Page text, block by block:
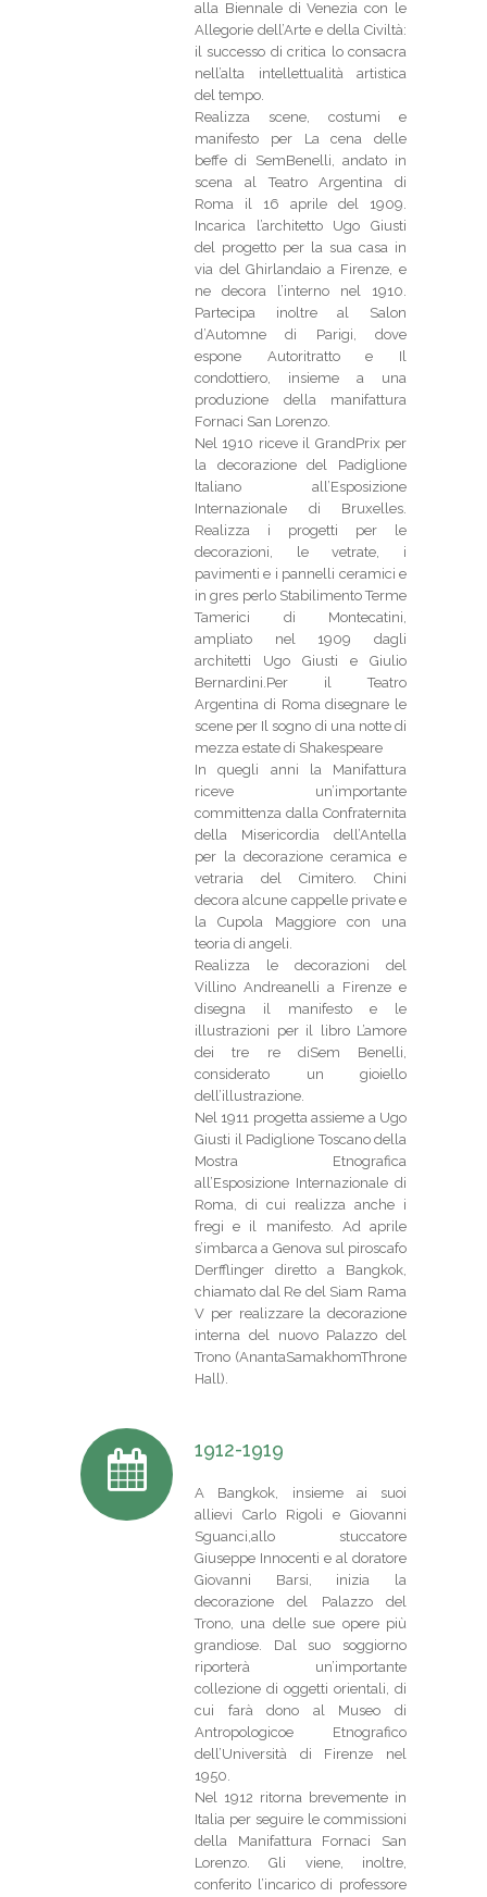
alla Biennale di Venezia con le
Allegorie dell’Arte e della Civiltà:
il successo di critica lo consacra
nell’alta intellettualità artistica
del tempo.
Realizza scene, costumi e
manifesto per La cena delle
beffe di SemBenelli, andato in
scena al Teatro Argentina di
Roma il 16 aprile del 1909.
Incarica l’architetto Ugo Giusti
del progetto per la sua casa in
via del Ghirlandaio a Firenze, e
ne decora l’interno nel 1910.
Partecipa inoltre al Salon
d’Automne di Parigi, dove
espone Autoritratto e Il
condottiero, insieme a una
produzione della manifattura
Fornaci San Lorenzo.
Nel 1910 riceve il GrandPrix per
la decorazione del Padiglione
Italiano all’Esposizione
Internazionale di Bruxelles.
Realizza i progetti per le
decorazioni, le vetrate, i
pavimenti e i pannelli ceramici e
in gres perlo Stabilimento Terme
Tamerici di Montecatini,
ampliato nel 1909 dagli
architetti Ugo Giusti e Giulio
Bernardini.Per il Teatro
Argentina di Roma disegnare le
scene per Il sogno di una notte di
mezza estate di Shakespeare
In quegli anni la Manifattura
riceve un’importante
committenza dalla Confraternita
della Misericordia dell’Antella
per la decorazione ceramica e
vetraria del Cimitero. Chini
decora alcune cappelle private e
la Cupola Maggiore con una
teoria di angeli.
Realizza le decorazioni del
Villino Andreanelli a Firenze e
disegna il manifesto e le
illustrazioni per il libro L’amore
dei tre re diSem Benelli,
considerato un gioiello
dell’illustrazione.
Nel 1911 progetta assieme a Ugo
Giusti il Padiglione Toscano della
Mostra Etnografica
all’Esposizione Internazionale di
Roma, di cui realizza anche i
fregi e il manifesto. Ad aprile
s’imbarca a Genova sul piroscafo
Derfflinger diretto a Bangkok,
chiamato dal Re del Siam Rama
V per realizzare la decorazione
interna del nuovo Palazzo del
Trono (AnantaSamakhomThrone
Hall).
1912-1919
A Bangkok, insieme ai suoi
allievi Carlo Rigoli e Giovanni
Sguanci,allo stuccatore
Giuseppe Innocenti e al doratore
Giovanni Barsi, inizia la
decorazione del Palazzo del
Trono, una delle sue opere più
grandiose. Dal suo soggiorno
riporterà un’importante
collezione di oggetti orientali, di
cui farà dono al Museo di
Antropologicoe Etnografico
dell’Università di Firenze nel
1950.
Nel 1912 ritorna brevemente in
Italia per seguire le commissioni
della Manifattura Fornaci San
Lorenzo. Gli viene, inoltre,
conferito l’incarico di professore